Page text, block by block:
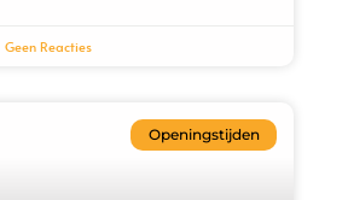
Geen Reacties
Openingstijden